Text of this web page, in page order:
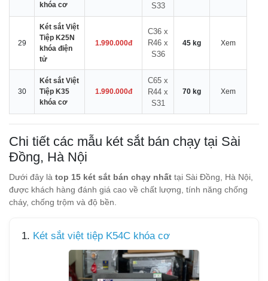
khóa cơ
S33
29
Két sắt Việt
Tiệp K25N
khóa điện
tử
1.990.000đ
C36 x
R46 x
S36
45 kg Xem
30
Két sắt Việt
Tiệp K35
khóa cơ
1.990.000đ
C65 x
R44 x
S31
70 kg Xem
Chi tiết các mẫu két sắt bán chạy tại Sài
Đồng, Hà Nội
Dưới đây là top 15 két sắt bán chạy nhất tại Sài Đồng, Hà Nội,
được khách hàng đánh giá cao về chất lượng, tính năng chống
cháy, chống trộm và độ bền.
1. Két sắt việt tiệp K54C khóa cơ